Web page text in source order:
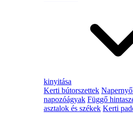
kinyitása
Kerti bútorszettek
napozóágyak Függő
asztalok és székek Kerti